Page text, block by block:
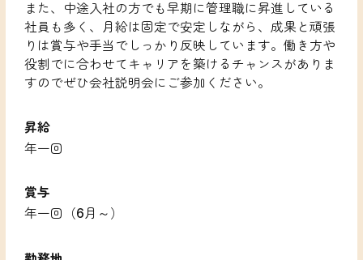
また、中途入社の方でも早期に管理職に昇進している
社員も多く、月給は固定で安定しながら、成果と頑張
りは賞与や手当でしっかり反映しています。働き方や
役割でに合わせてキャリアを築けるチャンスがありま
すのでぜひ会社説明会にご参加ください。
昇給
年一回
賞与
年一回（6月～）